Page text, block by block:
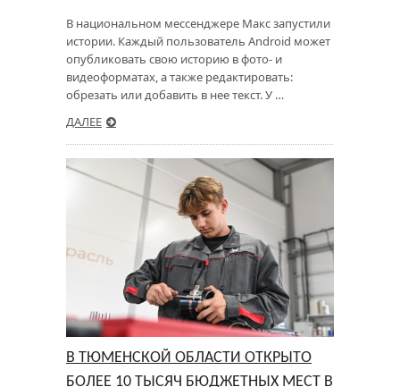
В национальном мессенджере Maкс запустили
истории. Каждый пользователь Android может
опубликовать свою историю в фото- и
видеоформатах, а также редактировать:
обрезать или добавить в нее текст. У …
ДАЛЕЕ
В ТЮМЕНСКОЙ ОБЛАСТИ ОТКРЫТО
БОЛЕЕ 10 ТЫСЯЧ БЮДЖЕТНЫХ МЕСТ В